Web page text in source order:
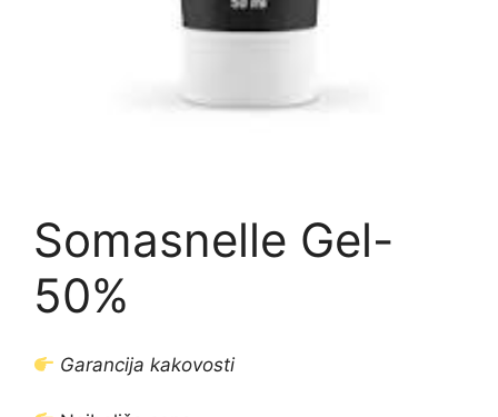
Somasnelle Gel-
50%
Garancija kakovosti